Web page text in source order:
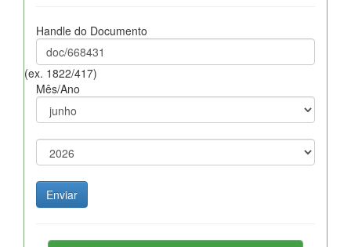
Handle do Documento
(ex. 1822/417)
Mês/Ano